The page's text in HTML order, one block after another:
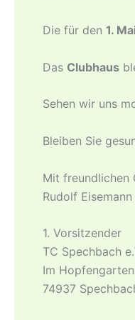
Die für den 1.
Das Clubhaus
Sehen wir uns
Bleiben Sie
Mit freundlichen
Rudolf Eisemann
1. Vorsitzender
TC Spechbach
Im
74937